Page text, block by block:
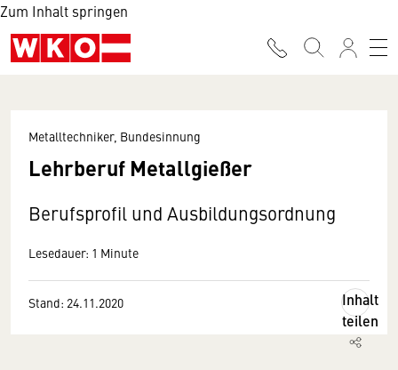
Zum Inhalt springen
Metalltechniker, Bundesinnung
Lehrberuf Metallgießer
Berufsprofil und Ausbildungsordnung
Lesedauer: 1 Minute
Stand: 24.11.2020
Inhalt
teilen